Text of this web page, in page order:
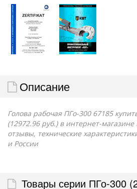
Описание
Голова рабочая ПГо-300 67185
(12972.96 руб.) в интернет-магазине
отзывы, технические
и России
Товары серии ПГо-300